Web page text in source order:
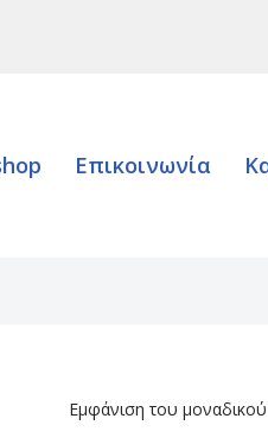
Επικοινωνία
Εμφάνιση του